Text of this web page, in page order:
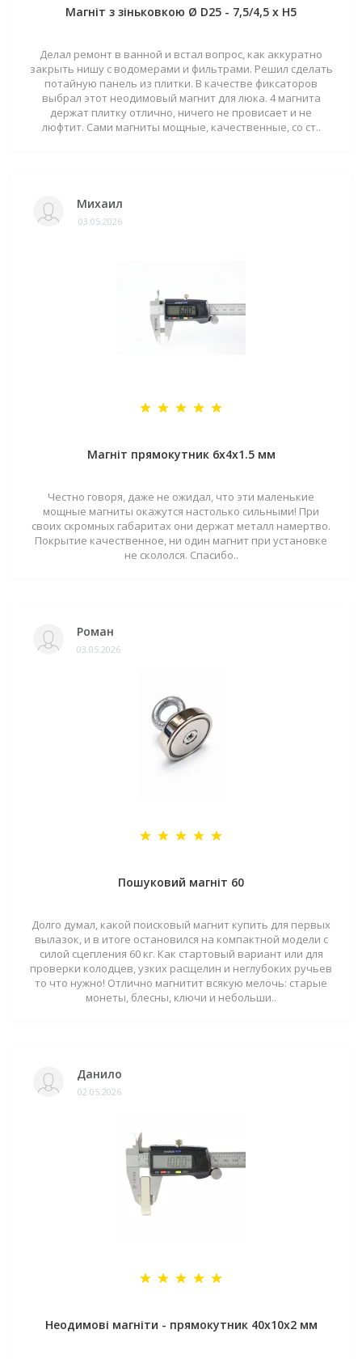
Магніт з зіньковкою Ø D25 - 7,5/4,5 х H5
Делал ремонт в ванной и встал вопрос, как аккуратно
закрыть нишу с водомерами и фильтрами. Решил сделать
потайную панель из плитки. В качестве фиксаторов
выбрал этот неодимовый магнит для люка. 4 магнита
держат плитку отлично, ничего не провисает и не
люфтит. Сами магниты мощные, качественные, со ст..
Михаил
03.05.2026
Магніт прямокутник 6х4х1.5 мм
Честно говоря, даже не ожидал, что эти маленькие
мощные магниты окажутся настолько сильными! При
своих скромных габаритах они держат металл намертво.
Покрытие качественное, ни один магнит при установке
не скололся. Спасибо..
Роман
03.05.2026
Пошуковий магніт 60
Долго думал, какой поисковый магнит купить для первых
вылазок, и в итоге остановился на компактной модели с
силой сцепления 60 кг. Как стартовый вариант или для
проверки колодцев, узких расщелин и неглубоких ручьев
то что нужно! Отлично магнитит всякую мелочь: старые
монеты, блесны, ключи и небольши..
Данило
02.05.2026
Неодимові магніти - прямокутник 40x10x2 мм